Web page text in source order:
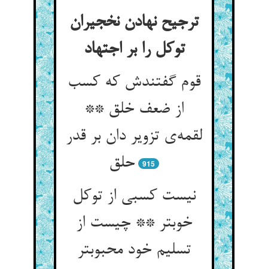
ترجیح نهادن نخجیران
توکل را بر اجتهاد
قوم گفتندش که کسب
از ضعف خلق **
لقمه‌‌ی تزویر دان بر قدر
915
نیست کسبی از توکل
خوبتر ** چیست از
تسلیم خود محبوبتر